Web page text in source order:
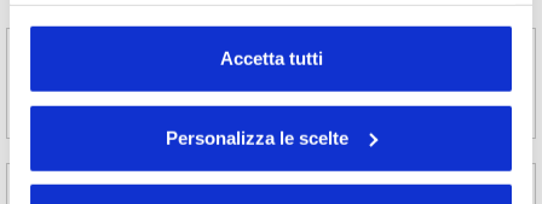
o profilazione viene utilizzato. Cliccando su
“Personalizza le scelte” è possibile esprimere la propria
volontà in relazione a ciascuna categoria di cookie del
Accetta tutti
Personalizza le scelte